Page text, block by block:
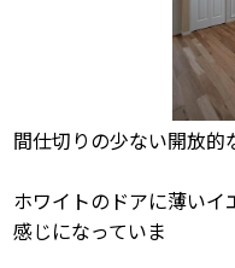
間仕切りの少ない開放的
ホワイトのドアに薄い
感じになっていま